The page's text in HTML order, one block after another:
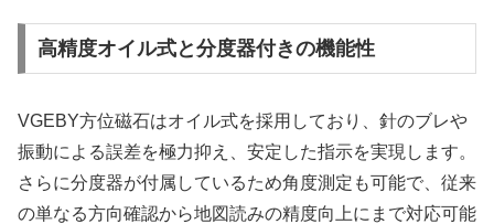
高精度オイル式と分度器付きの機能性
VGEBY方位磁石はオイル式を採用しており、針のブレや
振動による誤差を極力抑え、安定した指示を実現します。
さらに分度器が付属しているため角度測定も可能で、従来
の単なる方向確認から地図読みの精度向上にまで対応可能